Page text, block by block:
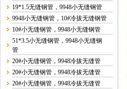
19*1.5无缝钢管，9948小无缝钢管
9948小无缝钢管，10#冷拔无缝钢管
10#小无缝钢管，9948小无缝钢管
51*3.5小无缝钢管，9948小无缝钢
管
20#小无缝钢管，9948冷拔无缝管
20#小无缝钢管，9948冷拔无缝管
20#小无缝钢管，9948冷拔无缝管